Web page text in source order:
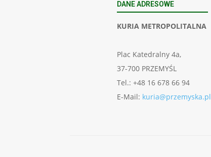
DANE ADRESOWE
KURIA METROPOLITALNA
Plac Katedralny 4a,
37-700 PRZEMYŚL
Tel.: +48 16 678 66 94
E-Mail: kuria@przemyska.pl